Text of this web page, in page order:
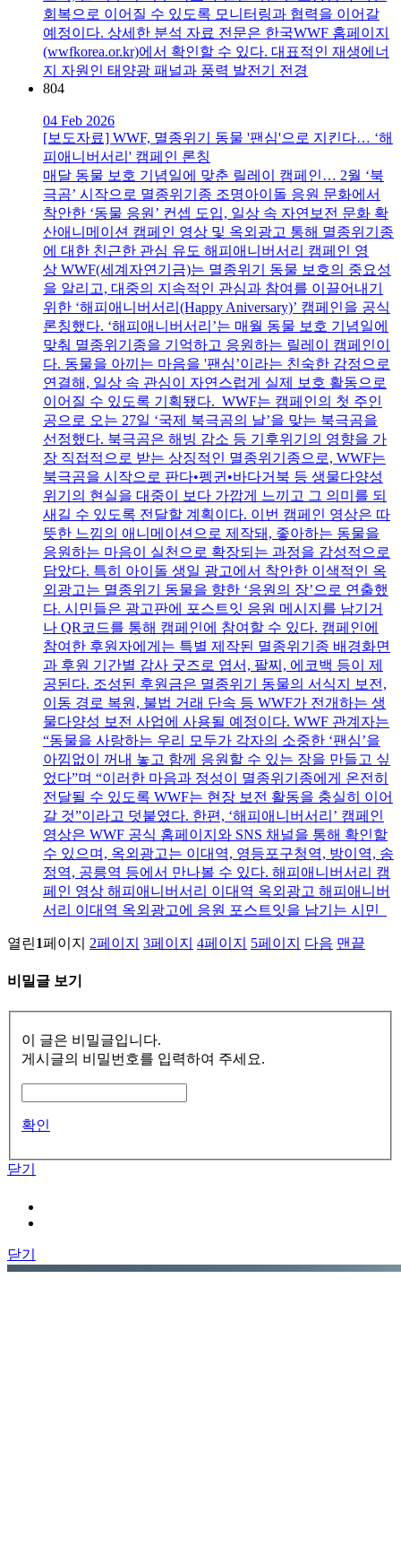
회복으로 이어질 수 있도록 모니터링과 협력을 이어갈
예정이다. 상세한 분석 자료 전문은 한국WWF 홈페이지
(wwfkorea.or.kr)에서 확인할 수 있다. 대표적인 재생에너
지 자원인 태양광 패널과 풍력 발전기 전경
804
04 Feb 2026
[보도자료] WWF, 멸종위기 동물 '팬심'으로 지킨다… ‘해
피애니버서리' 캠페인 론칭
매달 동물 보호 기념일에 맞춘 릴레이 캠페인… 2월 ‘북
극곰’ 시작으로 멸종위기종 조명아이돌 응원 문화에서
착안한 ‘동물 응원’ 컨셉 도입, 일상 속 자연보전 문화 확
산애니메이션 캠페인 영상 및 옥외광고 통해 멸종위기종
에 대한 친근한 관심 유도 해피애니버서리 캠페인 영
상 WWF(세계자연기금)는 멸종위기 동물 보호의 중요성
을 알리고, 대중의 지속적인 관심과 참여를 이끌어내기
위한 ‘해피애니버서리(Happy Aniversary)’ 캠페인을 공식
론칭했다. ‘해피애니버서리’는 매월 동물 보호 기념일에
맞춰 멸종위기종을 기억하고 응원하는 릴레이 캠페인이
다. 동물을 아끼는 마음을 '팬심’이라는 친숙한 감정으로
연결해, 일상 속 관심이 자연스럽게 실제 보호 활동으로
이어질 수 있도록 기획됐다. WWF는 캠페인의 첫 주인
공으로 오는 27일 ‘국제 북극곰의 날’을 맞는 북극곰을
선정했다. 북극곰은 해빙 감소 등 기후위기의 영향을 가
장 직접적으로 받는 상징적인 멸종위기종으로, WWF는
북극곰을 시작으로 판다•펭귄•바다거북 등 생물다양성
위기의 현실을 대중이 보다 가깝게 느끼고 그 의미를 되
새길 수 있도록 전달할 계획이다. 이번 캠페인 영상은 따
뜻한 느낌의 애니메이션으로 제작돼, 좋아하는 동물을
응원하는 마음이 실천으로 확장되는 과정을 감성적으로
담았다. 특히 아이돌 생일 광고에서 착안한 이색적인 옥
외광고는 멸종위기 동물을 향한 ‘응원의 장’으로 연출했
다. 시민들은 광고판에 포스트잇 응원 메시지를 남기거
나 QR코드를 통해 캠페인에 참여할 수 있다. 캠페인에
참여한 후원자에게는 특별 제작된 멸종위기종 배경화면
과 후원 기간별 감사 굿즈로 엽서, 팔찌, 에코백 등이 제
공된다. 조성된 후원금은 멸종위기 동물의 서식지 보전,
이동 경로 복원, 불법 거래 단속 등 WWF가 전개하는 생
물다양성 보전 사업에 사용될 예정이다. WWF 관계자는
“동물을 사랑하는 우리 모두가 각자의 소중한 ‘팬심’을
아낌없이 꺼내 놓고 함께 응원할 수 있는 장을 만들고 싶
었다”며 “이러한 마음과 정성이 멸종위기종에게 온전히
전달될 수 있도록 WWF는 현장 보전 활동을 충실히 이어
갈 것”이라고 덧붙였다. 한편, ‘해피애니버서리’ 캠페인
영상은 WWF 공식 홈페이지와 SNS 채널을 통해 확인할
수 있으며, 옥외광고는 이대역, 영등포구청역, 방이역, 송
정역, 공릉역 등에서 만나볼 수 있다. 해피애니버서리 캠
페인 영상 해피애니버서리 이대역 옥외광고 해피애니버
서리 이대역 옥외광고에 응원 포스트잇을 남기는 시민
열린1페이지 2페이지 3페이지 4페이지 5페이지 다음 맨끝
비밀글 보기
이 글은 비밀글입니다.
게시글의 비밀번호를 입력하여 주세요.
확인
닫기
닫기